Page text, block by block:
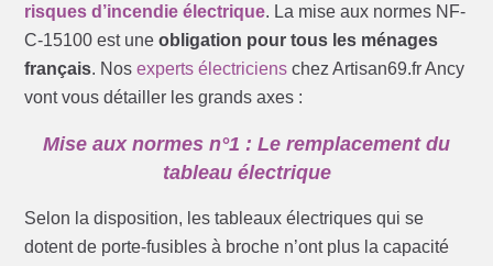
risques d’incendie électrique. La mise aux normes NF-
C-15100 est uneobligation pour tous les ménages
français. Nosexperts électriciens chez Artisan69.fr Ancy
vont vous détailler les grands axes :
Mise aux normes n°1 : Le remplacement du
tableau électrique
Selon la disposition, les tableaux électriques qui se
dotent de porte-fusibles à broche n’ont plus la capacité